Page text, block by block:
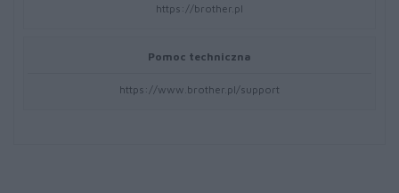
https://brother.pl
Pomoc techniczna
https://www.brother.pl/support